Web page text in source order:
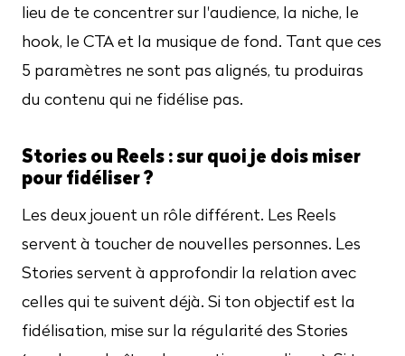
lieu de te concentrer sur l'audience, la niche, le
hook, le CTA et la musique de fond. Tant que ces
5 paramètres ne sont pas alignés, tu produiras
du contenu qui ne fidélise pas.
Stories ou Reels : sur quoi je dois miser
pour fidéliser ?
Les deux jouent un rôle différent. Les Reels
servent à toucher de nouvelles personnes. Les
Stories servent à approfondir la relation avec
celles qui te suivent déjà. Si ton objectif est la
fidélisation, mise sur la régularité des Stories